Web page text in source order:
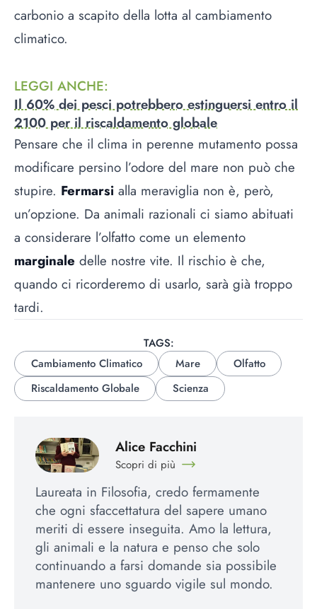
carbonio a scapito della lotta al cambiamento
climatico.
LEGGI ANCHE:
Il 60% dei pesci potrebbero estinguersi entro il
2100 per il riscaldamento globale
Pensare che il clima in perenne mutamento possa
modificare persino l’odore del mare non può che
stupire. Fermarsi alla meraviglia non è, però,
un’opzione. Da animali razionali ci siamo abituati
a considerare l’olfatto come un elemento
marginale delle nostre vite. Il rischio è che,
quando ci ricorderemo di usarlo, sarà già troppo
tardi.
TAGS:
Cambiamento Climatico
Mare
Olfatto
Riscaldamento Globale
Scienza
Alice Facchini
Scopri di più
Laureata in Filosofia, credo fermamente
che ogni sfaccettatura del sapere umano
meriti di essere inseguita. Amo la lettura,
gli animali e la natura e penso che solo
continuando a farsi domande sia possibile
mantenere uno sguardo vigile sul mondo.